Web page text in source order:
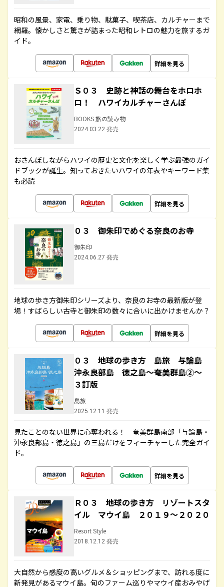
昭和の風景、家電、乗り物、駄菓子、喫茶店、カルチャーまで
網羅。懐かしさと驚きが詰まった昭和レトロの魅力を旅するガ
イド。
詳細を見る
Ｓ０３ 史跡と神話の舞台をホロホ
ロ！ ハワイカルチャーさんぽ
BOOKS 旅の読み物
2024.03.22 発売
おさんぽしながらハワイの歴史と文化を楽しく学ぶ最強のガイ
ドブックが誕生。知っておきたいハワイの年表やキーワード集
も必読
詳細を見る
０３ 御朱印でめぐる奈良のお寺
御朱印
2024.06.27 発売
地球の歩き方御朱印シリーズより、奈良のお寺の最新版が登
場！すばらしい古寺と御朱印の数々に合いに出かけませんか？
詳細を見る
０３ 地球の歩き方 島旅 与論島
沖永良部島 徳之島～奄美群島②～
３訂版
島旅
2025.12.11 発売
見たことのない世界に心奪われる！ 奄美群島南部「与論島・
沖永良部島・徳之島」の三島だけをフィーチャーした完全ガイ
ド。
詳細を見る
Ｒ０３ 地球の歩き方 リゾートスタ
イル マウイ島 ２０１９～２０２０
Resort Style
2018.12.12 発売
大自然から感度の高いグルメ＆ショッピングまで、訪れる度に
新発見があるマウイ島。旬のファーム巡りやマウイ産おみやげ